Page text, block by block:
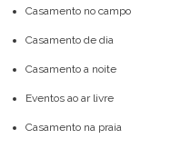
Casamento no campo
Casamento de dia
Casamento a noite
Eventos ao ar livre
Casamento na praia